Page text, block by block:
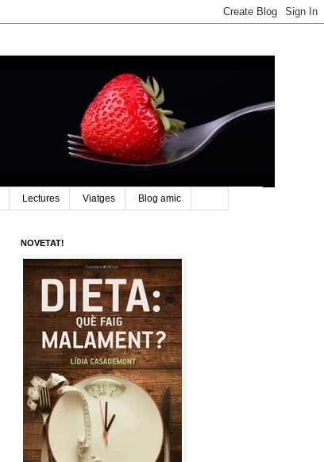
Lectures Viatges Blog amic
NOVETAT!